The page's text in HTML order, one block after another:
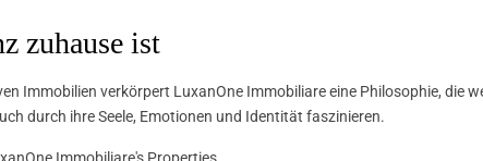
zuhause ist
Immobilien verkörpert LuxanOne Immobiliare eine Philosophie,
durch ihre Seele, Emotionen und Identität faszinieren.